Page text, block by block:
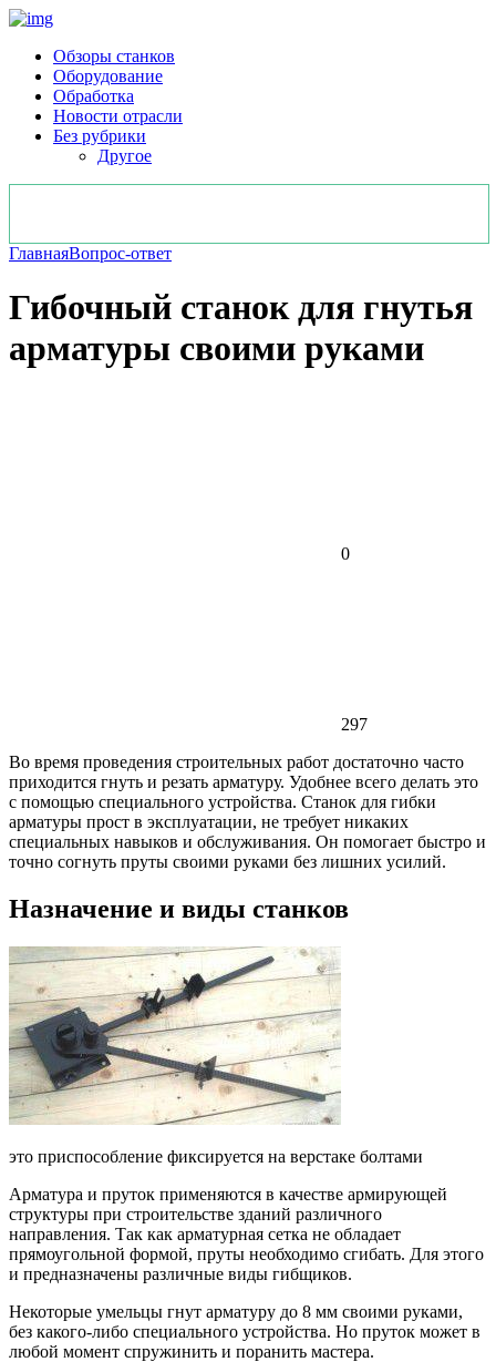
Обзоры станков
Оборудование
Обработка
Новости отрасли
Без рубрики
Другое
ГлавнаяВопрос-ответ
Гибочный станок для гнутья
арматуры своими руками
0
297
Во время проведения строительных работ достаточно часто
приходится гнуть и резать арматуру. Удобнее всего делать это
с помощью специального устройства. Станок для гибки
арматуры прост в эксплуатации, не требует никаких
специальных навыков и обслуживания. Он помогает быстро и
точно согнуть пруты своими руками без лишних усилий.
Назначение и виды станков
это приспособление фиксируется на верстаке болтами
Арматура и пруток применяются в качестве армирующей
структуры при строительстве зданий различного
направления. Так как арматурная сетка не обладает
прямоугольной формой, пруты необходимо сгибать. Для этого
и предназначены различные виды гибщиков.
Некоторые умельцы гнут арматуру до 8 мм своими руками,
без какого-либо специального устройства. Но пруток может в
любой момент спружинить и поранить мастера.